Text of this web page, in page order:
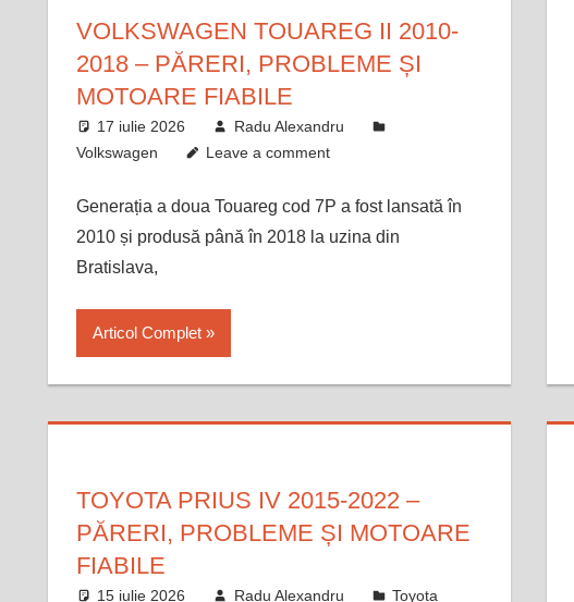
VOLKSWAGEN TOUAREG II 2010-
2018 – PĂRERI, PROBLEME ȘI
MOTOARE FIABILE
17 iulie 2026
Radu Alexandru
Volkswagen
Leave a comment
Generația a doua Touareg cod 7P a fost lansată în
2010 și produsă până în 2018 la uzina din
Bratislava,
Articol Complet
TOYOTA PRIUS IV 2015-2022 –
PĂRERI, PROBLEME ȘI MOTOARE
FIABILE
15 iulie 2026 Radu Alexandru Toyota